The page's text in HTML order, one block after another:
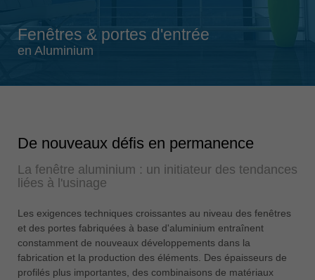
Suomi
english
Türkiye
türkçe
USA
english
Việt Nam
tiếng việt
Fenêtres & portes d'entrée
en Aluminium
De nouveaux défis en permanence
La fenêtre aluminium : un initiateur des tendances
liées à l'usinage
Les exigences techniques croissantes au niveau des fenêtres
et des portes fabriquées à base d'aluminium entraînent
constamment de nouveaux développements dans la
fabrication et la production des éléments. Des épaisseurs de
profilés plus importantes, des combinaisons de matériaux